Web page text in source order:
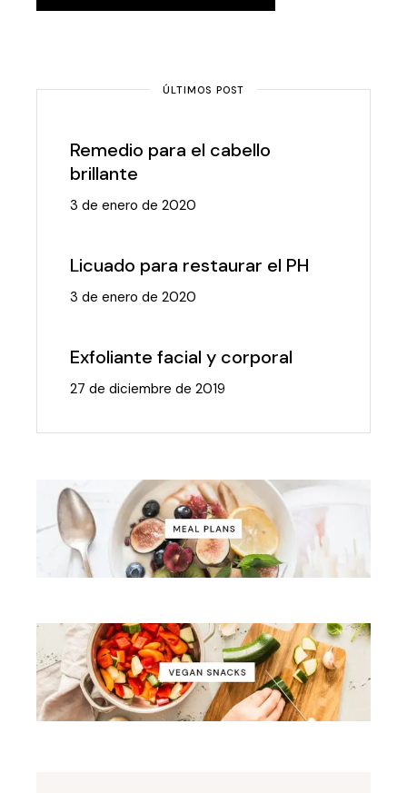
ÚLTIMOS POST
Remedio para el cabello
brillante
3 de enero de 2020
Licuado para restaurar el PH
3 de enero de 2020
Exfoliante facial y corporal
27 de diciembre de 2019